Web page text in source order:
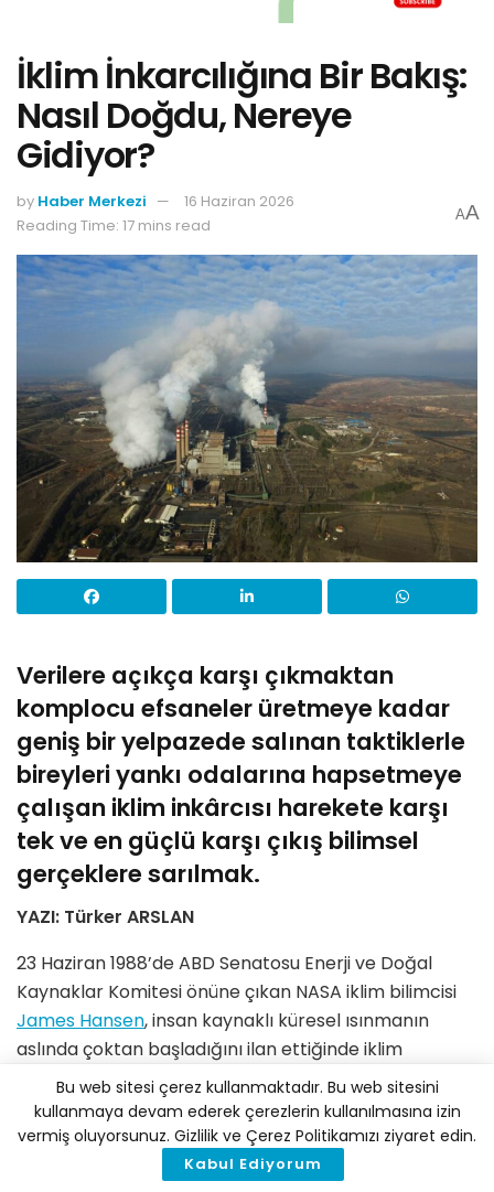
İklim İnkarcılığına Bir Bakış:
Nasıl Doğdu, Nereye
Gidiyor?
by Haber Merkezi
16 Haziran 2026
Reading Time: 17 mins read
AA
Verilere açıkça karşı çıkmaktan
komplocu efsaneler üretmeye kadar
geniş bir yelpazede salınan taktiklerle
bireyleri yankı odalarına hapsetmeye
çalışan iklim inkârcısı harekete karşı
tek ve en güçlü karşı çıkış bilimsel
gerçeklere sarılmak.
YAZI: Türker ARSLAN
23 Haziran 1988’de ABD Senatosu Enerji ve Doğal
Kaynaklar Komitesi önüne çıkan NASA iklim bilimcisi
James Hansen, insan kaynaklı küresel ısınmanın
aslında çoktan başladığını ilan ettiğinde iklim
değişikliği gerçeğini uluslararası gündemin içine geri
dönülmez bir şekilde sokmuş oldu. İşin aslı insan
kaynaklı küresel ısınma ve onun etkileri o güne kadar
bilinmiyor ya da üzerine hiç çalışılmamış, ilk kez
Bu web sitesi çerez kullanmaktadır. Bu web sitesini
kullanmaya devam ederek çerezlerin kullanılmasına izin
vermiş oluyorsunuz. Gizlilik ve Çerez Politikamızı ziyaret edin.
Kabul Ediyorum